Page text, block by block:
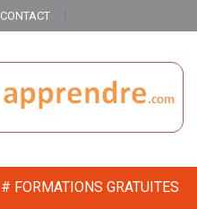
CONTACT
# FORMATIONS GRATUITES